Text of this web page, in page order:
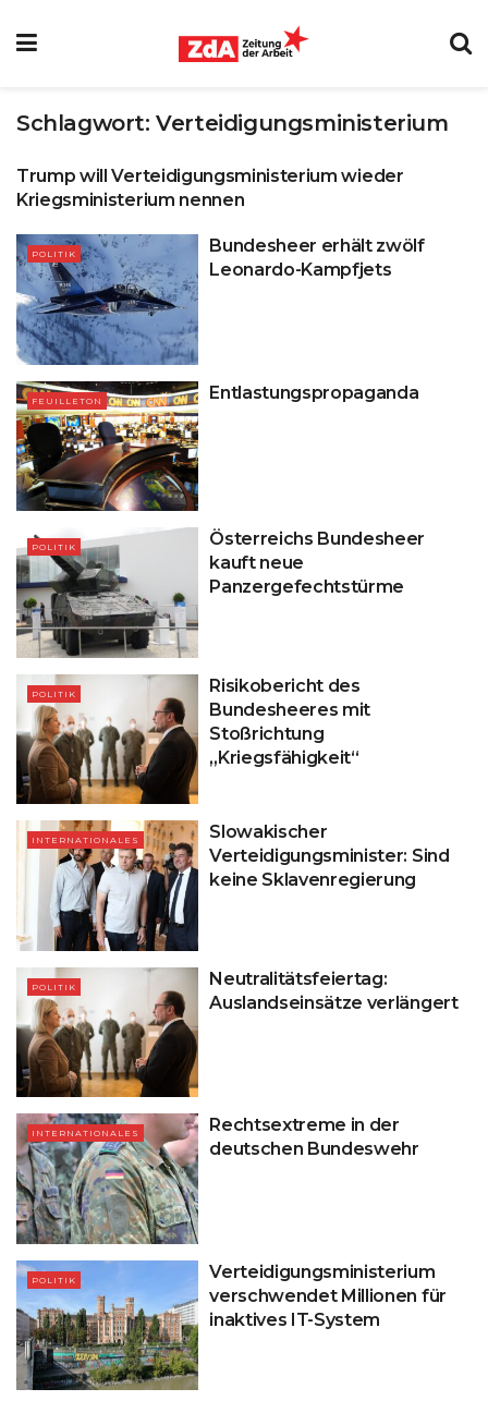
Schlagwort:Verteidigungsministerium
INTERNATIONALES
Trump will Verteidigungsministerium wieder
Kriegsministerium nennen
POLITIK
Bundesheer erhält zwölf
Leonardo-Kampfjets
FEUILLETON Entlastungspropaganda
POLITIK
Österreichs Bundesheer
kauft neue
Panzergefechtstürme
POLITIK
Risikobericht des
Bundesheeres mit
Stoßrichtung
„Kriegsfähigkeit“
INTERNATIONALES
Slowakischer
Verteidigungsminister: Sind
keine Sklavenregierung
POLITIK
Neutralitätsfeiertag:
Auslandseinsätze verlängert
INTERNATIONALES
Rechtsextreme in der
deutschen Bundeswehr
POLITIK
Verteidigungsministerium
verschwendet Millionen für
inaktives IT-System